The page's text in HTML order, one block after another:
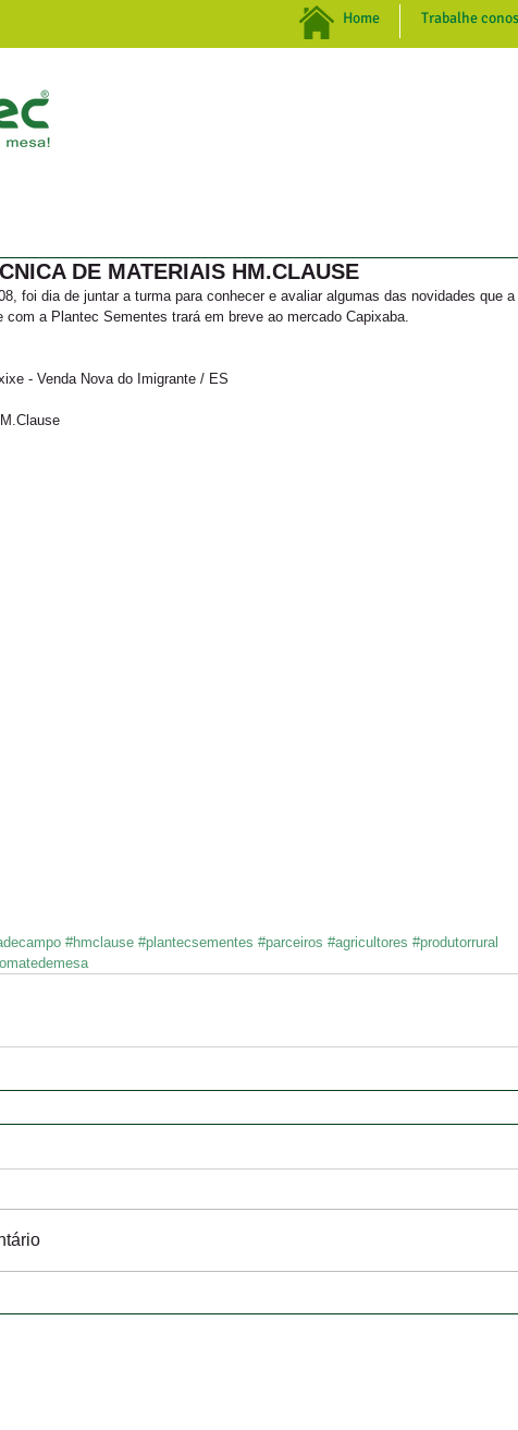
Home Trabalhe
DE MATERIAIS HM.CLAUSE
foi dia de juntar a turma para conhecer e avaliar algumas das novidades que a
com a Plantec Sementes trará em breve ao mercado Capixaba.
- Venda Nova do Imigrante / ES
#hmclause #plantecsementes #parceiros #agricultores #produtorrural